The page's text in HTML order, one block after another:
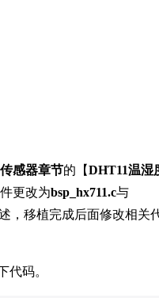
传感器章节的【DHT11温湿
更改为bsp_hx711.c与
，移植完成后面修改相关
代码。